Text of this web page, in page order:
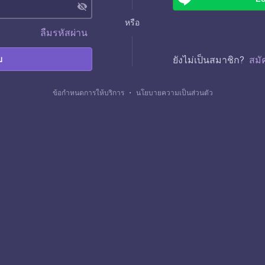
visibility_off
ลืมรหัสผ่าน
หรือ
ยังไม่เป็นสมาชิก? สมั
ข้อกำหนดการให้บริการ ・ นโยบายความเป็นส่วนตัว